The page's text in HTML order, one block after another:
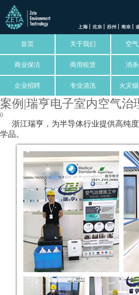
首页 关于我们 空
商业保洁 商用租赁 消
企业招聘 专业清洗 火灾
案例|瑞亨电子室内空气治
0
浙江瑞亨，为半导体行业提供高纯
学品。